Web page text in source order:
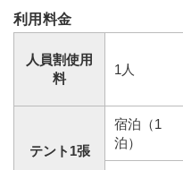
利用料金
人員割使用
料
1人
テント1張
宿泊（1
泊）